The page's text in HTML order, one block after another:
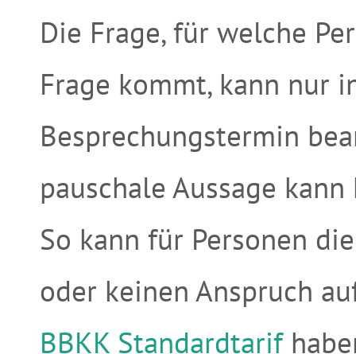
Die Frage, für welche
Frage kommt, kann nur
Besprechungstermin
pauschale Aussage
So kann für Personen
oder keinen Anspruch
BBKK Standardtarif